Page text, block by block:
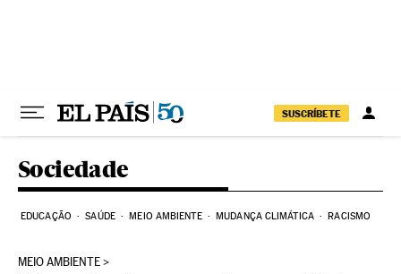
SUSCRÍBETE
Sociedade
EDUCAÇÃO SAÚDE MEIO AMBIENTE MUDANÇA CLIMÁTICA RACISMO
MEIO AMBIENTE